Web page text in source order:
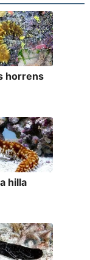
horrens
hilla